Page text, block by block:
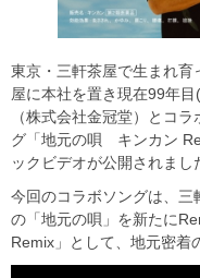
東京・三軒茶屋で生まれ
屋に本社を置き現在99年
（株式会社金冠堂）とコ
グ「地元の唄 キンカン
ックビデオが公開されまし
今回のコラボソングは、三
の「地元の唄」を新たに
Remix」として、地元密着